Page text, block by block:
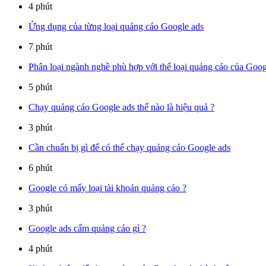
4 phút
Ứng dụng của từng loại quảng cáo Google ads
7 phút
Phân loại ngành nghề phù hợp với thể loại quảng cáo của
5 phút
Chạy quảng cáo Google ads thế nào là hiệu quả ?
3 phút
Cần chuẩn bị gì để có thể chạy quảng cáo Google ads
6 phút
Google có mấy loại tài khoản quảng cáo ?
3 phút
Google ads cấm quảng cáo gì ?
4 phút